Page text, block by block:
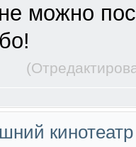
можно